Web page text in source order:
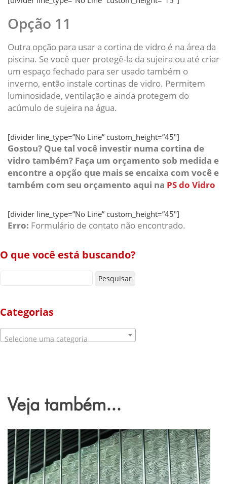
O que você está buscando?
Categorias
Selecione uma categoria
Opção 11
Outra opção para usar a cortina de vidro é na área da
piscina. Se você quer protegê-la da sujeira ou até criar
um espaço fechado para ser usado também o
inverno, então instale cortinas de vidro. Permitem
luminosidade, ventilação e ainda protegem do
acúmulo de sujeira na água.
[divider line_type=”No Line” custom_height=”45″]
Gostou? Que tal você investir numa cortina de
vidro também? Faça um orçamento sob medida e
encontre a opção que mais se encaixa com você e
também com seu orçamento aqui na PS do Vidro
[divider line_type=”No Line” custom_height=”45″]
Erro: Formulário de contato não encontrado.
Veja também...